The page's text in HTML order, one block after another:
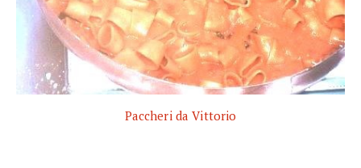
Paccheri da Vittorio